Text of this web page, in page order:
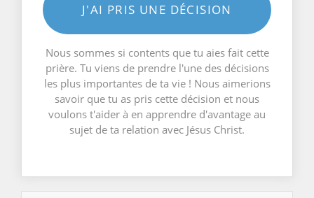
J'AI PRIS UNE DÉCISION
Nous sommes si contents que tu aies fait cette
prière. Tu viens de prendre l'une des décisions
les plus importantes de ta vie ! Nous aimerions
savoir que tu as pris cette décision et nous
voulons t'aider à en apprendre d'avantage au
sujet de ta relation avec Jésus Christ.